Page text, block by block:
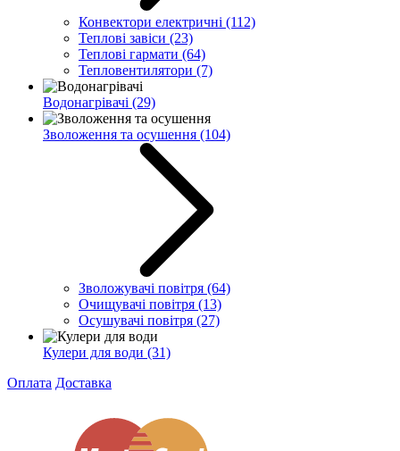
Конвектори електричні (112)
Теплові завіси (23)
Теплові гармати (64)
Тепловентилятори (7)
Водонагрівачі (29)
Зволоження та осушення (104)
Зволожувачі повітря (64)
Очищувачі повітря (13)
Осушувачі повітря (27)
Кулери для води (31)
Оплата Доставка